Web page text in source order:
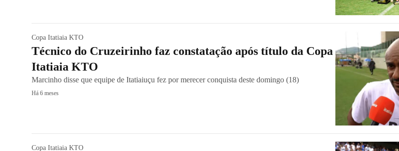
Copa Itatiaia KTO
Técnico do Cruzeirinho faz constatação após título da Copa
Itatiaia KTO
Marcinho disse que equipe de Itatiaiuçu fez por merecer conquista deste domingo (18)
Há 6 meses
Copa Itatiaia KTO